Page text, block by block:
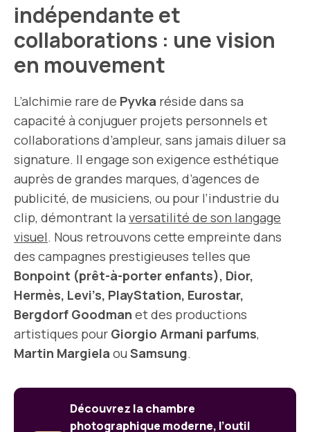
indépendante et
collaborations : une vision
en mouvement
L’alchimie rare de Pyvka réside dans sa
capacité à conjuguer projets personnels et
collaborations d’ampleur, sans jamais diluer sa
signature. Il engage son exigence esthétique
auprès de grandes marques, d’agences de
publicité, de musiciens, ou pour l’industrie du
clip, démontrant la versatilité de son langage
visuel. Nous retrouvons cette empreinte dans
des campagnes prestigieuses telles que
Bonpoint (prêt-à-porter enfants), Dior,
Hermès, Levi’s, PlayStation, Eurostar,
Bergdorf Goodman et des productions
artistiques pour Giorgio Armani parfums,
Martin Margiela ou Samsung.
Découvrez la chambre
photographique moderne, l’outil